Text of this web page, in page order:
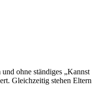
ohne ständiges „Kannst
Gleichzeitig stehen Eltern